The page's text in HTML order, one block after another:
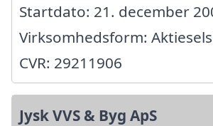
Startdato: 21. december
Virksomhedsform:
CVR: 29211906
Jysk VVS & Byg ApS